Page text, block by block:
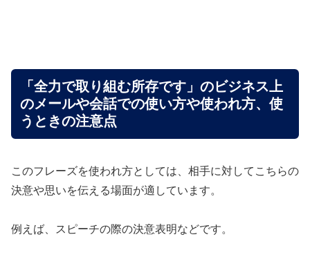
「全力で取り組む所存です」のビジネス上
のメールや会話での使い方や使われ方、使
うときの注意点
このフレーズを使われ方としては、相手に対してこちらの
決意や思いを伝える場面が適しています。
例えば、スピーチの際の決意表明などです。